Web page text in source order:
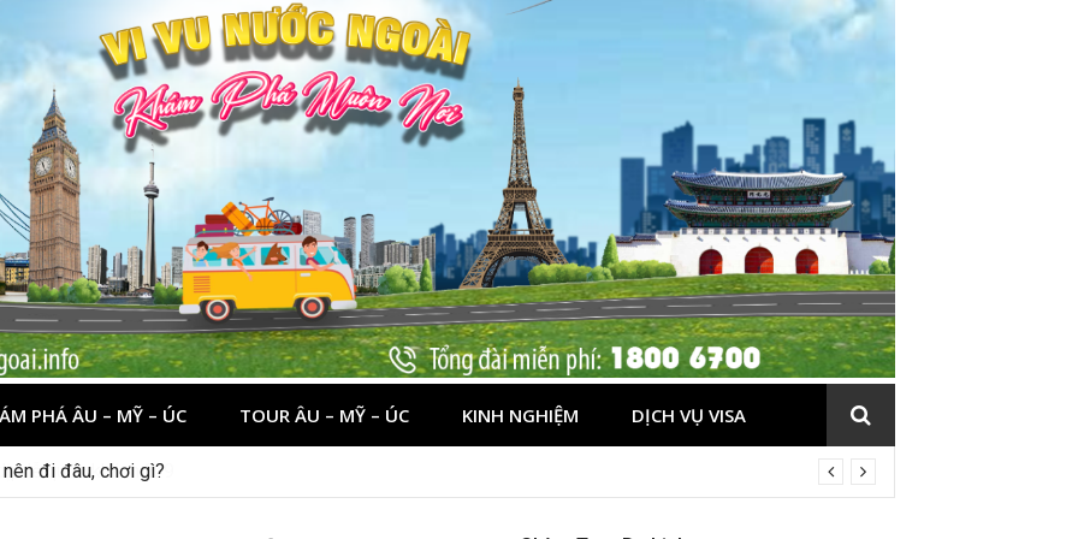
PHÁ ÂU – MỸ – ÚC TOUR ÂU – MỸ – ÚC KINH NGHIỆM DỊCH VỤ VISA
lễ quốc khánh 2/9